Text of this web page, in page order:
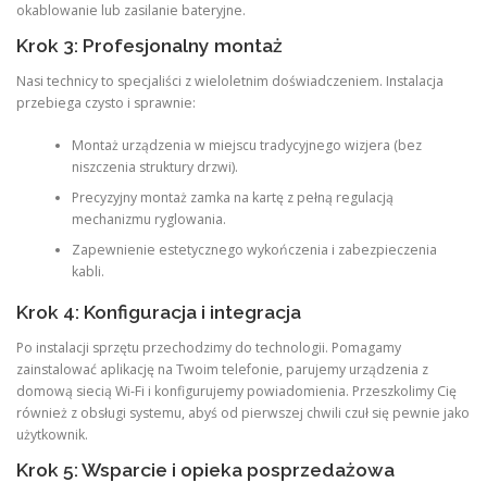
okablowanie lub zasilanie bateryjne.
Krok 3: Profesjonalny montaż
Nasi technicy to specjaliści z wieloletnim doświadczeniem. Instalacja
przebiega czysto i sprawnie:
Montaż urządzenia w miejscu tradycyjnego wizjera (bez
niszczenia struktury drzwi).
Precyzyjny montaż zamka na kartę z pełną regulacją
mechanizmu ryglowania.
Zapewnienie estetycznego wykończenia i zabezpieczenia
kabli.
Krok 4: Konfiguracja i integracja
Po instalacji sprzętu przechodzimy do technologii. Pomagamy
zainstalować aplikację na Twoim telefonie, parujemy urządzenia z
domową siecią Wi-Fi i konfigurujemy powiadomienia. Przeszkolimy Cię
również z obsługi systemu, abyś od pierwszej chwili czuł się pewnie jako
użytkownik.
Krok 5: Wsparcie i opieka posprzedażowa